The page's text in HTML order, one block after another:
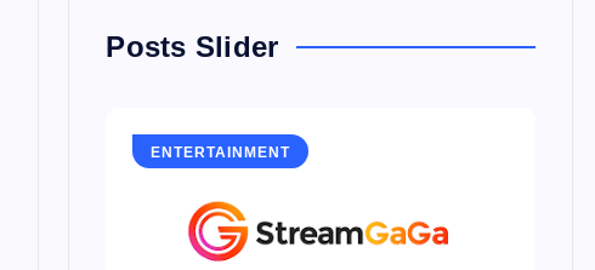
Posts Slider
ENTERTAINMENT